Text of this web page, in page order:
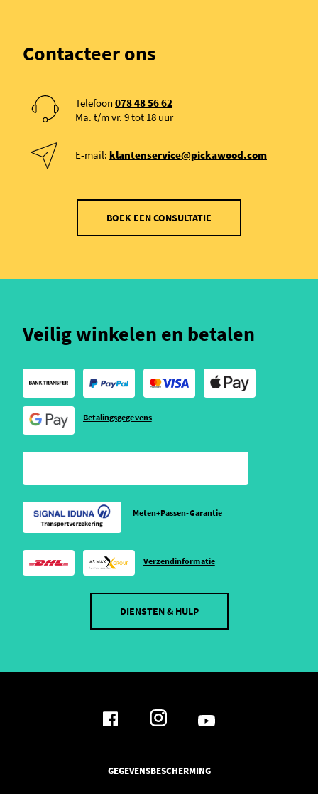
Contacteer ons
Telefoon 078 48 56 62
Ma. t/m vr. 9 tot 18 uur
E-mail: klantenservice@pickawood.com
BOEK EEN CONSULTATIE
Veilig winkelen en betalen
Betalingsgegevens
Meten+Passen-Garantie
Verzendinformatie
DIENSTEN & HULP
GEGEVENSBESCHERMING